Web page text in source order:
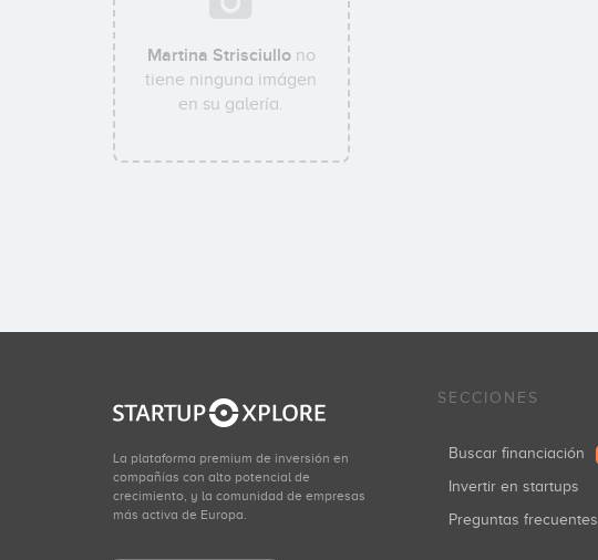
Martina Strisciullono
tiene ninguna imágen
en su galería.
La plataforma premium de inversión en
compañías con alto potencial de
crecimiento, y la comunidad de empresas
más activa de Europa.
SECCIONES
Buscar financiación
Invertir en startups
Preguntas frecuentes